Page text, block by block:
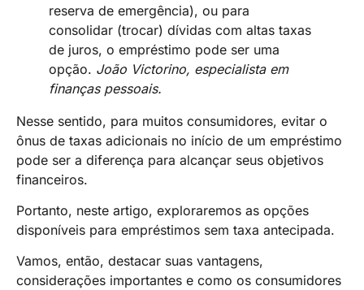
reserva de emergência), ou para
consolidar (trocar) dívidas com altas taxas
de juros, o empréstimo pode ser uma
opção. João Victorino, especialista em
finanças pessoais.
Nesse sentido, para muitos consumidores, evitar o
ônus de taxas adicionais no início de um empréstimo
pode ser a diferença para alcançar seus objetivos
financeiros.
Portanto, neste artigo, exploraremos as opções
disponíveis para empréstimos sem taxa antecipada.
Vamos, então, destacar suas vantagens,
considerações importantes e como os consumidores